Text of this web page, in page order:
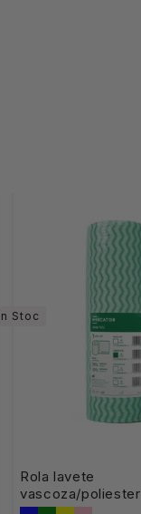
Stoc
Rola lavete
vascoza/